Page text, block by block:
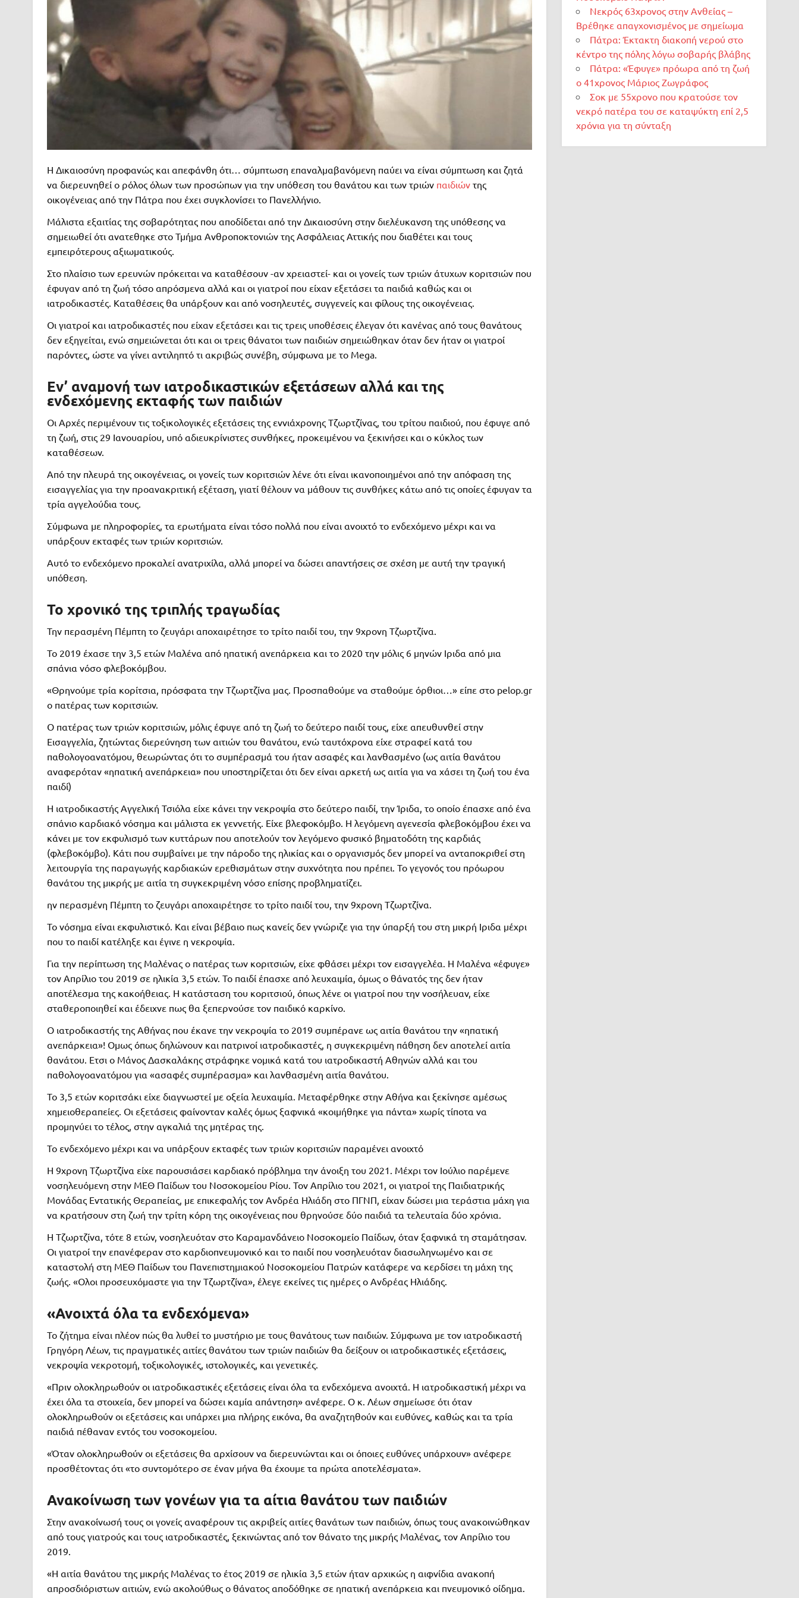
Η Δικαιοσύνη προφανώς και απεφάνθη ότι… σύμπτωση επαναλμαβανόμενη παύει να είναι σύμπτωση και ζητά
να διερευνηθεί ο ρόλος όλων των προσώπων για την υπόθεση του θανάτου και των τριών παιδιώντης
οικογένειας από την Πάτρα που έχει συγκλονίσει το Πανελλήνιο.
Μάλιστα εξαιτίας της σοβαρότητας που αποδίδεται από την Δικαιοσύνη στην διελέυκανση της υπόθεσης να
σημειωθεί ότι ανατεθηκε στο Τμήμα Ανθροποκτονιών της Ασφάλειας Αττικής που διαθέτει και τους
εμπειρότερους αξιωματικούς.
Στο πλαίσιο των ερευνών πρόκειται να καταθέσουν -αν χρειαστεί- και οι γονείς των τριών άτυχων κοριτσιών που
έφυγαν από τη ζωή τόσο απρόσμενα αλλά και οι γιατροί που είχαν εξετάσει τα παιδιά καθώς και οι
ιατροδικαστές. Καταθέσεις θα υπάρξουν και από νοσηλευτές, συγγενείς και φίλους της οικογένειας.
Οι γιατροί και ιατροδικαστές που είχαν εξετάσει και τις τρεις υποθέσεις έλεγαν ότι κανένας από τους θανάτους
δεν εξηγείται, ενώ σημειώνεται ότι και οι τρεις θάνατοι των παιδιών σημειώθηκαν όταν δεν ήταν οι γιατροί
παρόντες, ώστε να γίνει αντιληπτό τι ακριβώς συνέβη, σύμφωνα με το Mega.
Εν’ αναμονή των ιατροδικαστικών εξετάσεων αλλά και της
ενδεχόμενης εκταφής των παιδιών
Οι Αρχές περιμένουν τις τοξικολογικές εξετάσεις της εννιάχρονης Τζωρτζίνας, του τρίτου παιδιού, που έφυγε από
τη ζωή, στις 29 Ιανουαρίου, υπό αδιευκρίνιστες συνθήκες, προκειμένου να ξεκινήσει και ο κύκλος των
καταθέσεων.
Από την πλευρά της οικογένειας, οι γονείς των κοριτσιών λένε ότι είναι ικανοποιημένοι από την απόφαση της
εισαγγελίας για την προανακριτική εξέταση, γιατί θέλουν να μάθουν τις συνθήκες κάτω από τις οποίες έφυγαν τα
τρία αγγελούδια τους.
Σύμφωνα με πληροφορίες, τα ερωτήματα είναι τόσο πολλά που είναι ανοιχτό το ενδεχόμενο μέχρι και να
υπάρξουν εκταφές των τριών κοριτσιών.
Αυτό το ενδεχόμενο προκαλεί ανατριχίλα, αλλά μπορεί να δώσει απαντήσεις σε σχέση με αυτή την τραγική
υπόθεση.
Το χρονικό της τριπλής τραγωδίας
Την περασμένη Πέμπτη το ζευγάρι αποχαιρέτησε το τρίτο παιδί του, την 9χρονη Τζωρτζίνα.
Το 2019 έχασε την 3,5 ετών Μαλένα από ηπατική ανεπάρκεια και το 2020 την μόλις 6 μηνών Ιριδα από μια
σπάνια νόσο φλεβοκόμβου.
«Θρηνούμε τρία κορίτσια, πρόσφατα την Τζωρτζίνα μας. Προσπαθούμε να σταθούμε όρθιοι…» είπε στο pelop.gr
ο πατέρας των κοριτσιών.
Ο πατέρας των τριών κοριτσιών, μόλις έφυγε από τη ζωή το δεύτερο παιδί τους, είχε απευθυνθεί στην
Εισαγγελία, ζητώντας διερεύνηση των αιτιών του θανάτου, ενώ ταυτόχρονα είχε στραφεί κατά του
παθολογοανατόμου, θεωρώντας ότι το συμπέρασμά του ήταν ασαφές και λανθασμένο (ως αιτία θανάτου
αναφερόταν «ηπατική ανεπάρκεια» που υποστηρίζεται ότι δεν είναι αρκετή ως αιτία για να χάσει τη ζωή του ένα
παιδί)
Η ιατροδικαστής Αγγελική Τσιόλα είχε κάνει την νεκροψία στο δεύτερο παιδί, την Ίριδα, το οποίο έπασχε από ένα
σπάνιο καρδιακό νόσημα και μάλιστα εκ γεννετής. Είχε βλεφοκόμβο. Η λεγόμενη αγενεσία φλεβοκόμβου έχει να
κάνει με τον εκφυλισμό των κυττάρων που αποτελούν τον λεγόμενο φυσικό βηματοδότη της καρδιάς
(φλεβοκόμβο). Κάτι που συμβαίνει με την πάροδο της ηλικίας και ο οργανισμός δεν μπορεί να ανταποκριθεί στη
λειτουργία της παραγωγής καρδιακών ερεθισμάτων στην συχνότητα που πρέπει. Το γεγονός του πρόωρου
θανάτου της μικρής με αιτία τη συγκεκριμένη νόσο επίσης προβληματίζει.
ην περασμένη Πέμπτη το ζευγάρι αποχαιρέτησε το τρίτο παιδί του, την 9χρονη Τζωρτζίνα.
Το νόσημα είναι εκφυλιστικό. Και είναι βέβαιο πως κανείς δεν γνώριζε για την ύπαρξή του στη μικρή Ιριδα μέχρι
που το παιδί κατέληξε και έγινε η νεκροψία.
Για την περίπτωση της Μαλένας ο πατέρας των κοριτσιών, είχε φθάσει μέχρι τον εισαγγελέα. Η Μαλένα «έφυγε»
τον Απρίλιο του 2019 σε ηλικία 3,5 ετών. Το παιδί έπασχε από λευχαιμία, όμως ο θάνατός της δεν ήταν
αποτέλεσμα της κακοήθειας. Η κατάσταση του κοριτσιού, όπως λένε οι γιατροί που την νοσήλευαν, είχε
σταθεροποιηθεί και έδειχνε πως θα ξεπερνούσε τον παιδικό καρκίνο.
Ο ιατροδικαστής της Αθήνας που έκανε την νεκροψία το 2019 συμπέρανε ως αιτία θανάτου την «ηπατική
ανεπάρκεια»! Ομως όπως δηλώνουν και πατρινοί ιατροδικαστές, η συγκεκριμένη πάθηση δεν αποτελεί αιτία
θανάτου. Ετσι ο Μάνος Δασκαλάκης στράφηκε νομικά κατά του ιατροδικαστή Αθηνών αλλά και του
παθολογοανατόμου για «ασαφές συμπέρασμα» και λανθασμένη αιτία θανάτου.
Το 3,5 ετών κοριτσάκι είχε διαγνωστεί με οξεία λευχαιμία. Μεταφέρθηκε στην Αθήνα και ξεκίνησε αμέσως
χημειοθεραπείες. Οι εξετάσεις φαίνονταν καλές όμως ξαφνικά «κοιμήθηκε για πάντα» χωρίς τίποτα να
προμηνύει το τέλος, στην αγκαλιά της μητέρας της.
Το ενδεχόμενο μέχρι και να υπάρξουν εκταφές των τριών κοριτσιών παραμένει ανοιχτό
Η 9χρονη Τζωρτζίνα είχε παρουσιάσει καρδιακό πρόβλημα την άνοιξη του 2021. Μέχρι τον Ιούλιο παρέμενε
νοσηλευόμενη στην ΜΕΘ Παίδων του Νοσοκομείου Ρίου. Τον Απρίλιο του 2021, οι γιατροί της Παιδιατρικής
Μονάδας Εντατικής Θεραπείας, με επικεφαλής τον Ανδρέα Ηλιάδη στο ΠΓΝΠ, είχαν δώσει μια τεράστια μάχη για
να κρατήσουν στη ζωή την τρίτη κόρη της οικογένειας που θρηνούσε δύο παιδιά τα τελευταία δύο χρόνια.
Η Τζωρτζίνα, τότε 8 ετών, νοσηλευόταν στο Καραμανδάνειο Νοσοκομείο Παίδων, όταν ξαφνικά τη σταμάτησαν.
Οι γιατροί την επανέφεραν στο καρδιοπνευμονικό και το παιδί που νοσηλευόταν διασωληνωμένο και σε
καταστολή στη ΜΕΘ Παίδων του Πανεπιστημιακού Νοσοκομείου Πατρών κατάφερε να κερδίσει τη μάχη της
ζωής. «Ολοι προσευχόμαστε για την Τζωρτζίνα», έλεγε εκείνες τις ημέρες ο Ανδρέας Ηλιάδης.
«Ανοιχτά όλα τα ενδεχόμενα»
Το ζήτημα είναι πλέον πώς θα λυθεί το μυστήριο με τους θανάτους των παιδιών. Σύμφωνα με τον ιατροδικαστή
Γρηγόρη Λέων, τις πραγματικές αιτίες θανάτου των τριών παιδιών θα δείξουν οι ιατροδικαστικές εξετάσεις,
νεκροψία νεκροτομή, τοξικολογικές, ιστολογικές, και γενετικές.
«Πριν ολοκληρωθούν οι ιατροδικαστικές εξετάσεις είναι όλα τα ενδεχόμενα ανοιχτά. Η ιατροδικαστική μέχρι να
έχει όλα τα στοιχεία, δεν μπορεί να δώσει καμία απάντηση» ανέφερε. Ο κ. Λέων σημείωσε ότι όταν
ολοκληρωθούν οι εξετάσεις και υπάρχει μια πλήρης εικόνα, θα αναζητηθούν και ευθύνες, καθώς και τα τρία
παιδιά πέθαναν εντός του νοσοκομείου.
«Όταν ολοκληρωθούν οι εξετάσεις θα αρχίσουν να διερευνώνται και οι όποιες ευθύνες υπάρχουν» ανέφερε
προσθέτοντας ότι «το συντομότερο σε έναν μήνα θα έχουμε τα πρώτα αποτελέσματα».
Ανακοίνωση των γονέων για τα αίτια θανάτου των παιδιών
Στην ανακοίνωσή τους οι γονείς αναφέρουν τις ακριβείς αιτίες θανάτων των παιδιών, όπως τους ανακοινώθηκαν
από τους γιατρούς και τους ιατροδικαστές, ξεκινώντας από τον θάνατο της μικρής Μαλένας, τον Απρίλιο του
2019.
«Η αιτία θανάτου της μικρής Μαλένας το έτος 2019 σε ηλικία 3,5 ετών ήταν αρχικώς η αιφνίδια ανακοπή
απροσδιόριστων αιτιών, ενώ ακολούθως ο θάνατος αποδόθηκε σε ηπατική ανεπάρκεια και πνευμονικό οίδημα.
Νεκρός 63χρονος στην Ανθείας –
Βρέθηκε απαγχονισμένος με σημείωμα
Πάτρα: Έκτακτη διακοπή νερού στο
κέντρο της πόλης λόγω σοβαρής βλάβης
Πάτρα: «Έφυγε» πρόωρα από τη ζωή
ο 41χρονος Μάριος Ζωγράφος
Σοκ με 55χρονο που κρατούσε τον
νεκρό πατέρα του σε καταψύκτη επί 2,5
χρόνια για τη σύνταξη